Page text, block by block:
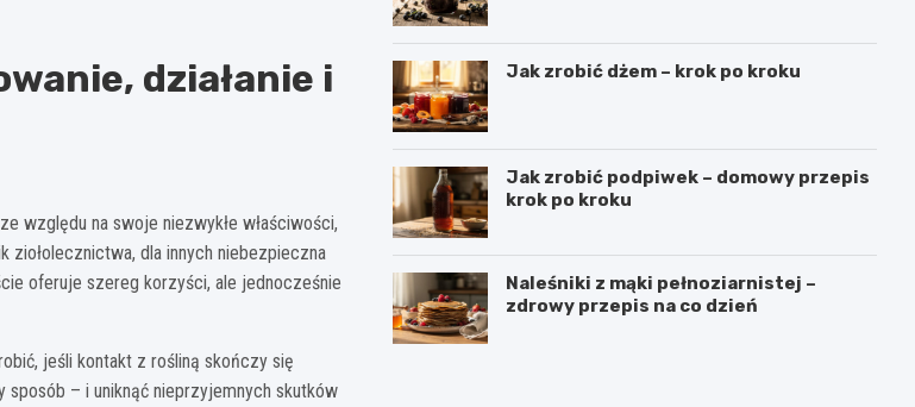
działanie i
względu na swoje niezwykłe właściwości,
ziołolecznictwa, dla innych niebezpieczna
oferuje szereg korzyści, ale jednocześnie
jeśli kontakt z rośliną skończy się
– i uniknąć nieprzyjemnych skutków
Jak zrobić dżem – krok po kroku
Jak zrobić podpiwek – domowy przepis
krok po kroku
Naleśniki z mąki pełnoziarnistej –
zdrowy przepis na co dzień